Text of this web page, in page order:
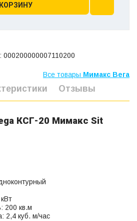
Все товары Мимакс Вега
Отзывы
КСГ-20 Мимакс Sit
200 кв.м
2,4 куб. м/час